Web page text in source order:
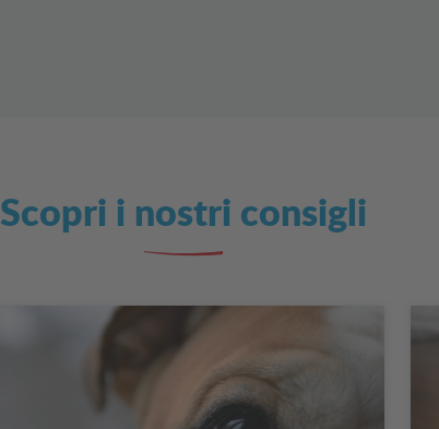
Scopri i nostri consigli